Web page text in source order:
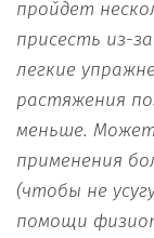
пройдет
присесть из-
легкие
растяжения
меньше.
применения
(чтобы не
помощи